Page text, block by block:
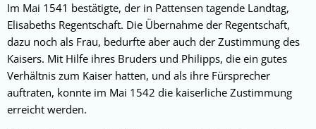
Im Mai 1541 bestätigte, der in Pattensen tagende Landtag,
Elisabeths Regentschaft. Die Übernahme der Regentschaft,
dazu noch als Frau, bedurfte aber auch der Zustimmung des
Kaisers. Mit Hilfe ihres Bruders und Philipps, die ein gutes
Verhältnis zum Kaiser hatten, und als ihre Fürsprecher
auftraten, konnte im Mai 1542 die kaiserliche Zustimmung
erreicht werden.